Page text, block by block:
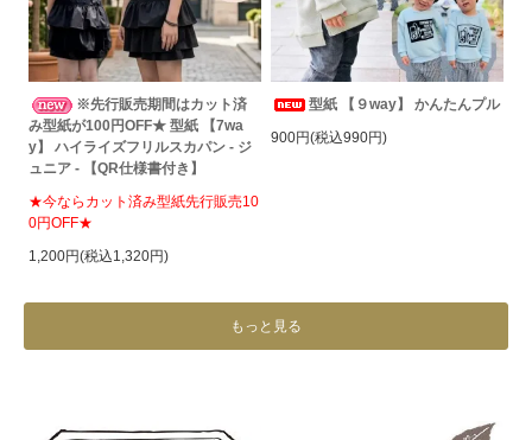
※先行販売期間はカット済
み型紙が100円OFF★ 型紙 【7wa
y】 ハイライズフリルスカパン - ジ
ュニア - 【QR仕様書付き】
★今ならカット済み型紙先行販売10
0円OFF★
1,200円(税込1,320円)
型紙 【９way】 かんたんプル
900円(税込990円)
もっと見る